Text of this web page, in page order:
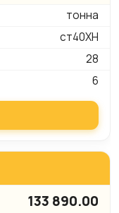
тонна
ст40ХН
28
6
133 890.00